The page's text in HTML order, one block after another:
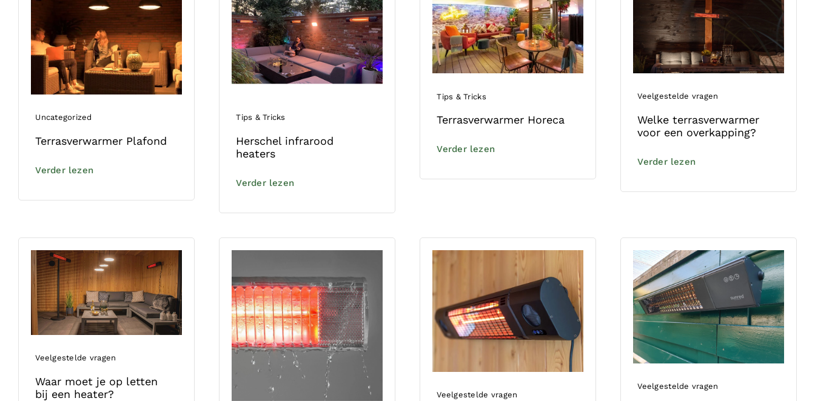
Uncategorized
Terrasverwarmer Plafond
Verder lezen
Tips & Tricks
Herschel infrarood
heaters
Verder lezen
Tips & Tricks
Terrasverwarmer Horeca
Verder lezen
Veelgestelde vragen
Welke terrasverwarmer
voor een overkapping?
Verder lezen
Veelgestelde vragen
Waar moet je op letten
bij een heater?
Veelgestelde vragen
Veelgestelde vragen